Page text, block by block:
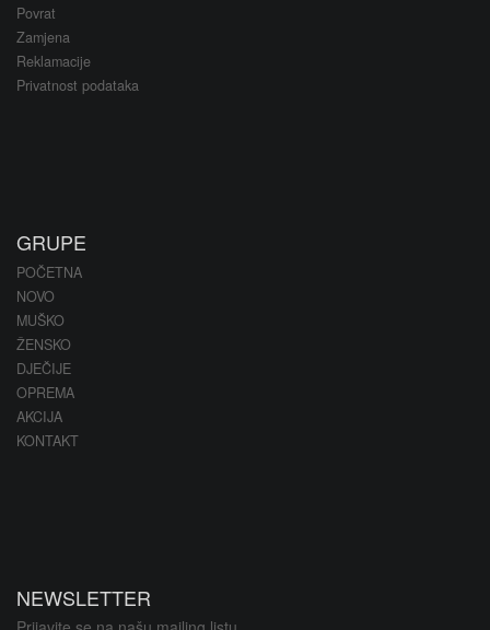
Povrat
Zamjena
Reklamacije
Privatnost podataka
GRUPE
POČETNA
NOVO
MUŠKO
ŽENSKO
DJEČIJE
OPREMA
AKCIJA
KONTAKT
NEWSLETTER